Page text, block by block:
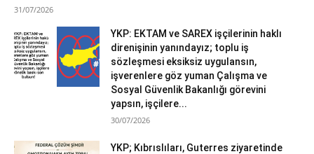
31/07/2026
YKP: EKTAM ve SAREX işçilerinin haklı
direnişinin yanındayız; toplu iş
sözleşmesi eksiksiz uygulansın,
işverenlere göz yuman Çalışma ve
Sosyal Güvenlik Bakanlığı görevini
yapsın, işçilere...
30/07/2026
YKP; Kıbrıslıları, Guterres ziyaretinde